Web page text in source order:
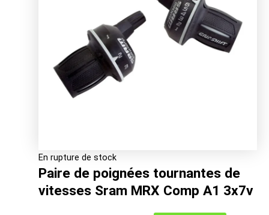
En rupture de stock
Paire de poignées tournantes de
vitesses Sram MRX Comp A1 3x7v